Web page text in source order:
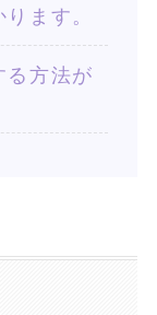
ます。
る方法が